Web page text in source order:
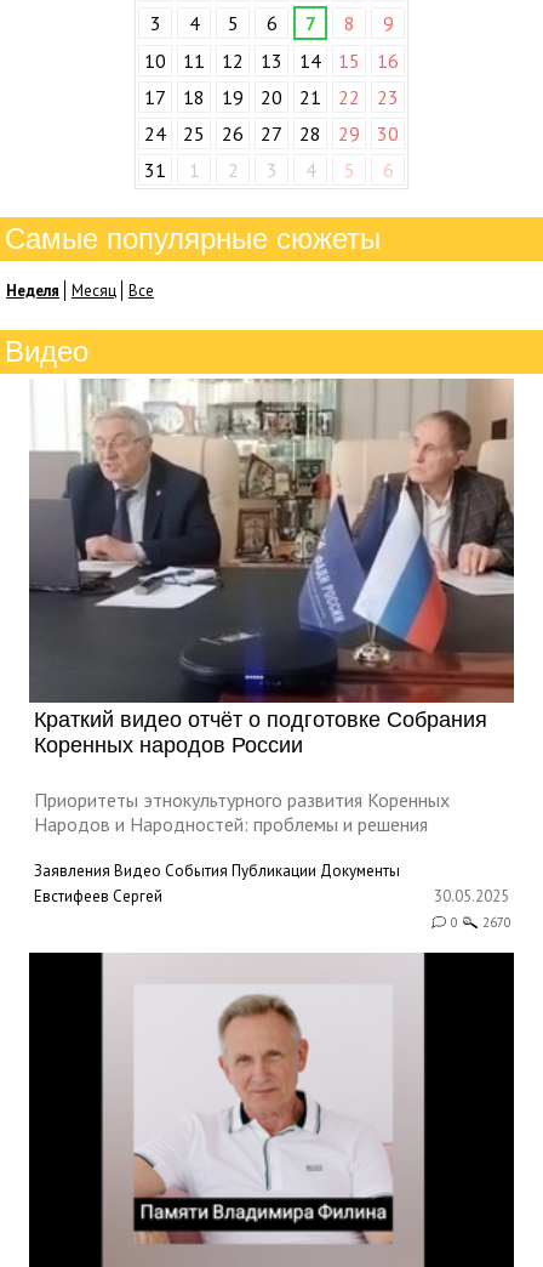
3
4 5 6 7 8
9
10
11 12 13 14 15
16
17
18 19 20 21 22
23
24
25 26 27 28 29
30
31
1 2 3 4 5 6
Самые популярные сюжеты
Неделя Месяц Все
Видео
Краткий видео отчёт о подготовке Собрания
Коренных народов России
Приоритеты этнокультурного развития Коренных
Народов и Народностей: проблемы и решения
Заявления Видео События Публикации Документы
Евстифеев Сергей
30.05.2025
0 2670